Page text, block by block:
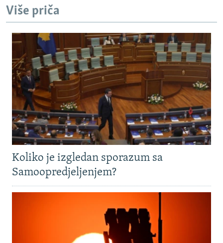
TRI DECENIJE OD RATA U BIH
SVE KARTE DEJTONA
NASTANAK I RASPAD JUGOSLAVIJE
Više priča
Koliko je izgledan sporazum sa
Samoopredjeljenjem?